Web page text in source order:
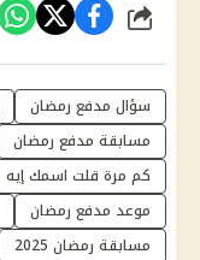
شارك
سؤال مدفع رمضان
مسابقة مدفع رمضان
كم مرة قلت اسمك إيه
موعد مدفع رمضان
مسابقة رمضان 2025